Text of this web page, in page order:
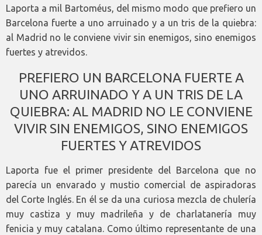
Laporta a mil Bartoméus, del mismo modo que prefiero un
Barcelona fuerte a uno arruinado y a un tris de la quiebra:
al Madrid no le conviene vivir sin enemigos, sino enemigos
fuertes y atrevidos.
PREFIERO UN BARCELONA FUERTE A
UNO ARRUINADO Y A UN TRIS DE LA
QUIEBRA: AL MADRID NO LE CONVIENE
VIVIR SIN ENEMIGOS, SINO ENEMIGOS
FUERTES Y ATREVIDOS
Laporta fue el primer presidente del Barcelona que no
parecía un envarado y mustio comercial de aspiradoras
del Corte Inglés. En él se da una curiosa mezcla de chulería
muy castiza y muy madrileña y de charlatanería muy
fenicia y muy catalana. Como último representante de una